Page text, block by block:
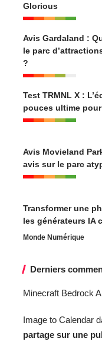
Glorious
Avis Gardaland :
le parc
?
Test TRMNL X :
pouces ultime
Avis Movieland
avis sur le parc
Transformer une
les générateurs IA
Monde Numérique
Derniers
Minecraft Bedrock
Image to Calendar
partage sur une